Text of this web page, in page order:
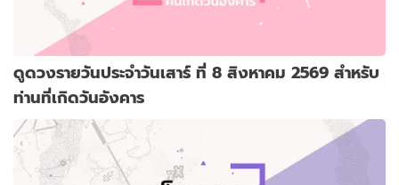
ดูดวงรายวันประจำวันเสาร์ ที่ 8 สิงหาคม 2569 สำหรับ
ท่านที่เกิดวันอังคาร